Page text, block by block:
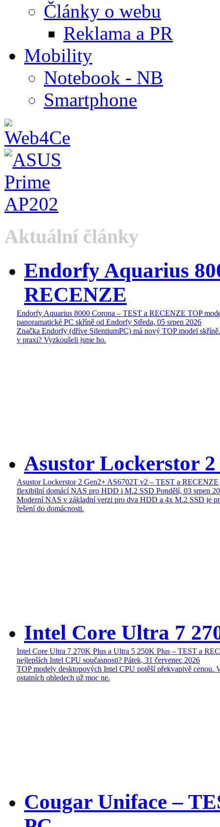
Články o webu
Reklama a PR
Mobility
Notebook - NB
Smartphone
Aktuální články
Endorfy Aquarius
RECENZE
Endorfy Aquarius 8000 Corona – TEST a RECENZE TOP
panoramatické PC skříně od Endorfy Středa, 05 srpen 2026
Značka Endorfy (dříve SilentiumPC) má nový TOP model
v praxi? Vyzkoušeli jsme ho.
Asustor Lockerstor
Asustor Lockerstor 2 Gen2+ AS6702T v2 – TEST a RECENZE
flexibilní domácí NAS pro HDD i M.2 SSD Pondělí, 03 srpen
Moderní NAS v základní verzi pro dva HDD a 4x M.2 SSD je
řešení do domácnosti.
Intel Core Ultra 7
Intel Core Ultra 7 270K Plus a Ultra 5 250K Plus – TEST a
nejlepších Intel CPU současnosti? Pátek, 31 červenec 2026
TOP modely desktopových Intel CPU potěší překvapivě cenou.
ostatních ohledech už moc ne.
Cougar Uniface –